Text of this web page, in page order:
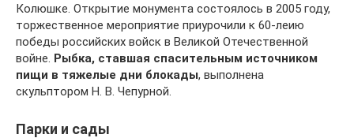
Колюшке. Открытие монумента состоялось в 2005 году,
торжественное мероприятие приурочили к 60-леию
победы российских войск в Великой Отечественной
войне. Рыбка, ставшая спасительным источником
пищи в тяжелые дни блокады, выполнена
скульптором Н. В. Чепурной.
Парки и сады